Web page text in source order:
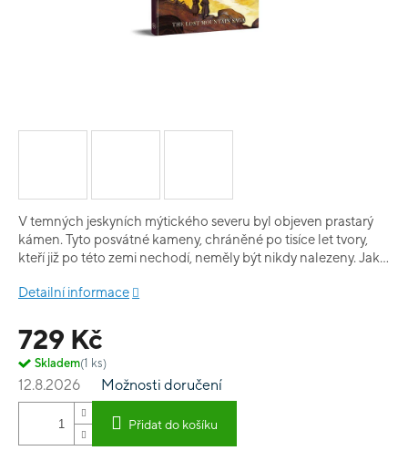
729 Kč
Skladem(1 ks)
12.8.2026 Možnosti doručení
Přidat do košíku
V temných jeskyních mýtického severu byl objeven prastarý
kámen. Tyto posvátné kameny, chráněné po tisíce let tvory,
kteří již po této zemi nechodí, neměly být nikdy nalezeny. Jak
těžit bez ohledu na možná rizika a následky. The Lost
Nordic Horror Roleplaying. Hráči mohou očekávat, že se při
svém putování po Severu a pozvolném odhalování pravdy
setkají s dávnými záhadami, starými severskými lidovými
příběhy, společenskými intrikami a nevýslovnými hrůzami,
které na ně číhají v každém stínu. The Lost Mountain Saga
napsala herečka a podcasterka Ellinor DiLorenzo a vychází z
jejího původního stejnojmenného podcastu, který je však pro
Detailní informace